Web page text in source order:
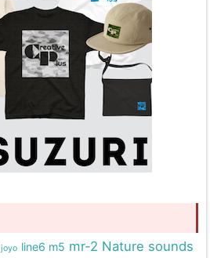
joyo line6 m5 mr-2 Nature sounds